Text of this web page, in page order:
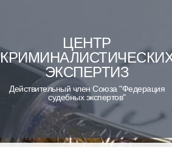
content
ЦЕНТР
ЭКСПЕРТИЗ
Действительный член Союза "Федерация
судебных экспертов"